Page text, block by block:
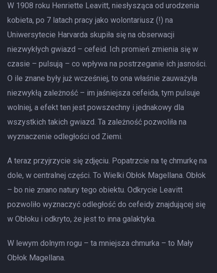
W 1908 roku Henriette Leavitt, niesłysząca od urodzenia
kobieta, po 7 latach pracy jako wolontariusz (!) na
Uniwersytecie Harvarda skupiła się na obserwacji
niezwykłych gwiazd – cefeid. Ich promień zmienia się w
czasie – pulsują – co wpływa na postrzeganie ich jasności.
O ile znane były już wcześniej, to ona właśnie zauważyła
niezwykłą zależność – im jaśniejsza cefeida, tym pulsuje
wolniej, a efekt ten jest powszechny i jednakowy dla
wszystkich takich gwiazd. Ta zależność pozwoliła na
wyznaczenie odległości od Ziemi.
A teraz przyjrzycie się zdjęciu. Popatrzcie na tę chmurkę na
dole, w centralnej części. To Wielki Obłok Magellana. Obłok
– bo nie znano natury tego obiektu. Odkrycie Leavitt
pozwoliło wyznaczyć odległość do cefeidy znajdującej się
w Obłoku i odkryto, że jest to inna galaktyka.
W lewym dolnym rogu – ta mniejsza chmurka – to Mały
Obłok Magellana.